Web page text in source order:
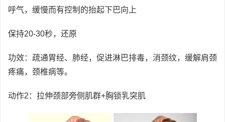
呼气，缓慢而有控制的抬起下巴向上
保持20-30秒，还原
功效：疏通胃经、肺经，促进淋巴排毒，消颈纹，缓解肩颈
疼痛，颈椎病等。
动作2：拉伸颈部旁侧肌群+胸锁乳突肌